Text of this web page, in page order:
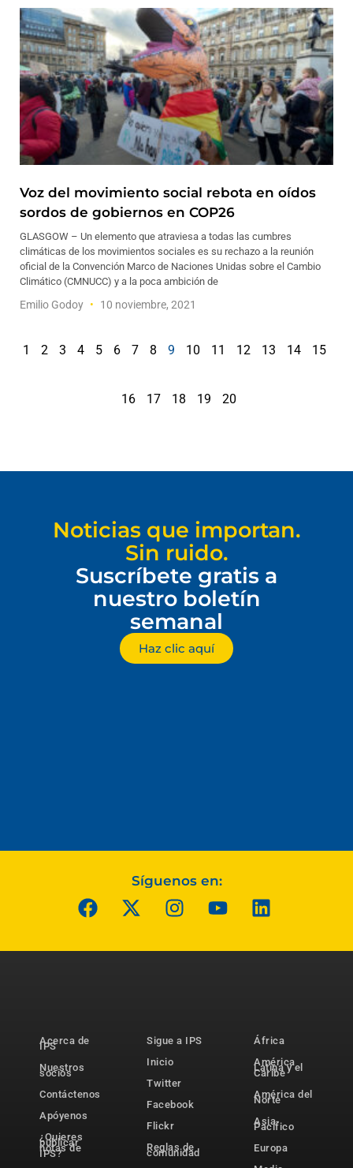
Voz del movimiento social rebota en oídos
sordos de gobiernos en COP26
GLASGOW – Un elemento que atraviesa a todas las cumbres
climáticas de los movimientos sociales es su rechazo a la reunión
oficial de la Convención Marco de Naciones Unidas sobre el Cambio
Climático (CMNUCC) y a la poca ambición de
Emilio Godoy 10 noviembre, 2021
1 2 3 4 5 6 7 8 9 10 11 12 13 14 15
16 17 18 19 20
Noticias que importan.
Sin ruido.
Suscríbete gratis a
nuestro boletín
semanal
Haz clic aquí
Síguenos en:
Acerca de
IPS
Nuestros
socios
Contáctenos
Apóyenos
¿Quieres
publicar
notas de
IPS?
Sigue a IPS
Inicio
Twitter
Facebook
Flickr
Reglas de
comunidad
África
América
Latina y el
Caribe
América del
Norte
Asia-
Pacífico
Europa